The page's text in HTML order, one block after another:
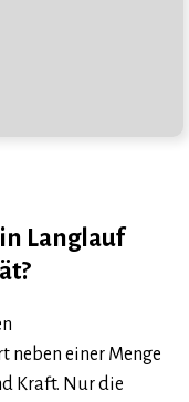
Langlauf
neben einer Menge
Kraft. Nur die